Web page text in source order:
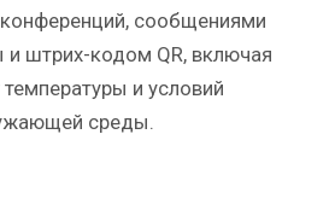
сообщениями
и штрих-кодом QR, включая
и условий
среды.